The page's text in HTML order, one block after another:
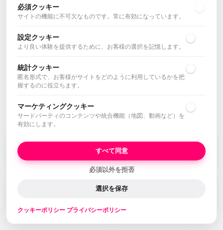
会社概要 コントロール
エージェント・サイト
必須クッキー
サイトの機能に不可欠なものです。常に有効になっています。
設定クッキー
より良い体験を提供するために、お客様の選択を記憶します。
統計クッキー
匿名形式で、お客様がサイトをどのように利用しているかを把
握するのに役立ちます。
マーケティングクッキー
サードパーティのコンテンツや統合機能（地図、動画など）を
有効にします。
必須以外を拒否
選択を保存
すべて同意
クッキーポリシー·プライバシーポリシー